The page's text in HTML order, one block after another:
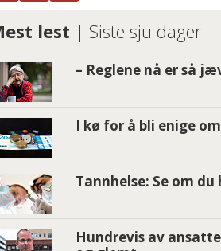
lest | Siste sju dager
– Reglene nå er så
I kø for å bli enige
Tannhelse: Se om
Hundrevis av